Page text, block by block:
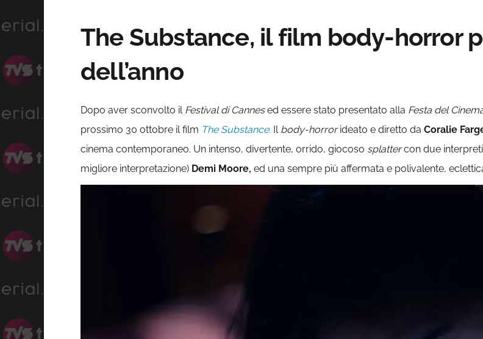
The Substance, il film body-horror
dell’anno
Dopo aver sconvolto il Festival di Cannesed essere stato presentato alla Festa del
prossimo 30 ottobre il film The Substance. Il body-horrorideato e diretto da Coralie
cinema contemporaneo. Un intenso, divertente, orrido, giocoso splattercon due
migliore interpretazione) Demi Moore, ed una sempre più affermata e polivalente,